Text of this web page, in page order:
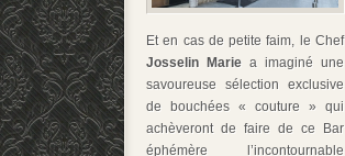
Et en cas de petite faim, le Chef
Josselin Marie a imaginé une
savoureuse sélection exclusive
de bouchées « couture » qui
achèveront de faire de ce Bar
éphémère l’incontournable